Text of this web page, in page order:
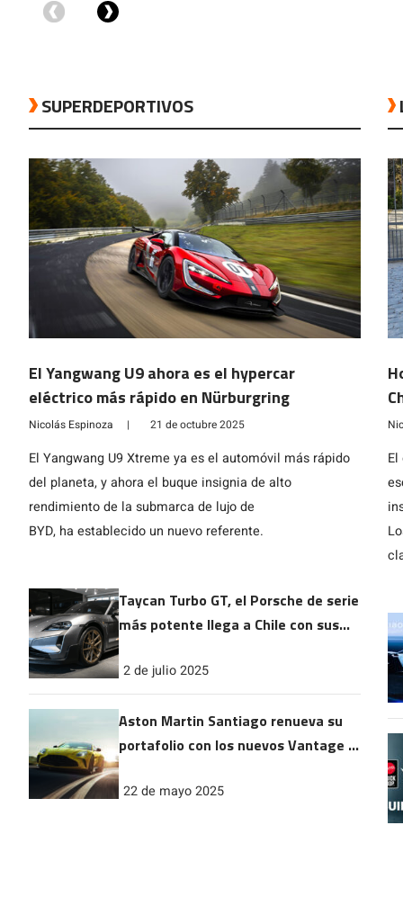
SUPERDEPORTIVOS
El Yangwang U9 ahora es el hypercar
eléctrico más rápido en Nürburgring
Nicolás Espinoza | 21 de octubre 2025
El Yangwang U9 Xtreme ya es el automóvil más rápido
del planeta, y ahora el buque insignia de alto
rendimiento de la submarca de lujo de
BYD, ha establecido un nuevo referente.
Taycan Turbo GT, el Porsche de serie
más potente llega a Chile con sus
2 de julio 2025
Aston Martin Santiago renueva su
portafolio con los nuevos Vantage y
22 de mayo 2025